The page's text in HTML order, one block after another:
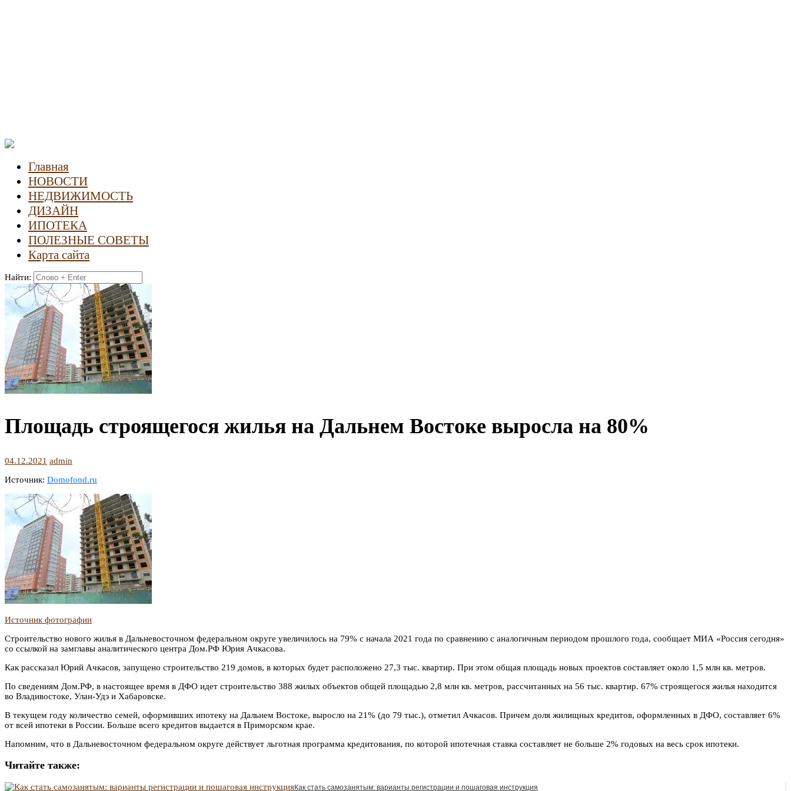
Главная
НОВОСТИ
НЕДВИЖИМОСТЬ
ДИЗАЙН
ИПОТЕКА
ПОЛЕЗНЫЕ СОВЕТЫ
Карта сайта
Найти:
Площадь строящегося жилья на Дальнем Востоке выросла на 80%
04.12.2021 admin
Источник: Domofond.ru
Источник фотографии
Строительство нового жилья в Дальневосточном федеральном округе увеличилось на 79% с начала 2021 года по сравнению с аналогичным периодом прошлого года, сообщает МИА «Россия сегодня»
со ссылкой на замглавы аналитического центра Дом.РФ Юрия Ачкасова.
Как рассказал Юрий Ачкасов, запущено строительство 219 домов, в которых будет расположено 27,3 тыс. квартир. При этом общая площадь новых проектов составляет около 1,5 млн кв. метров.
По сведениям Дом.РФ, в настоящее время в ДФО идет строительство 388 жилых объектов общей площадью 2,8 млн кв. метров, рассчитанных на 56 тыс. квартир. 67% строящегося жилья находится
во Владивостоке, Улан-Удэ и Хабаровске.
В текущем году количество семей, оформивших ипотеку на Дальнем Востоке, выросло на 21% (до 79 тыс.), отметил Ачкасов. Причем доля жилищных кредитов, оформленных в ДФО, составляет 6%
от всей ипотеки в России. Больше всего кредитов выдается в Приморском крае.
Напомним, что в Дальневосточном федеральном округе действует льготная программа кредитования, по которой ипотечная ставка составляет не больше 2% годовых на весь срок ипотеки.
Читайте также:
Как стать самозанятым: варианты регистрации и пошаговая инструкция